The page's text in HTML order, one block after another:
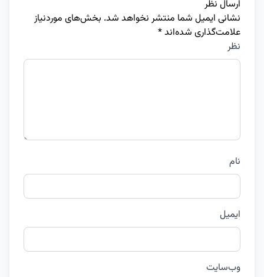
ارسال نظر
نشانی ایمیل شما منتشر نخواهد شد. بخش‌های موردنیاز
علامت‌گذاری شده‌اند*
نظر
نام
ایمیل
وب‌سایت